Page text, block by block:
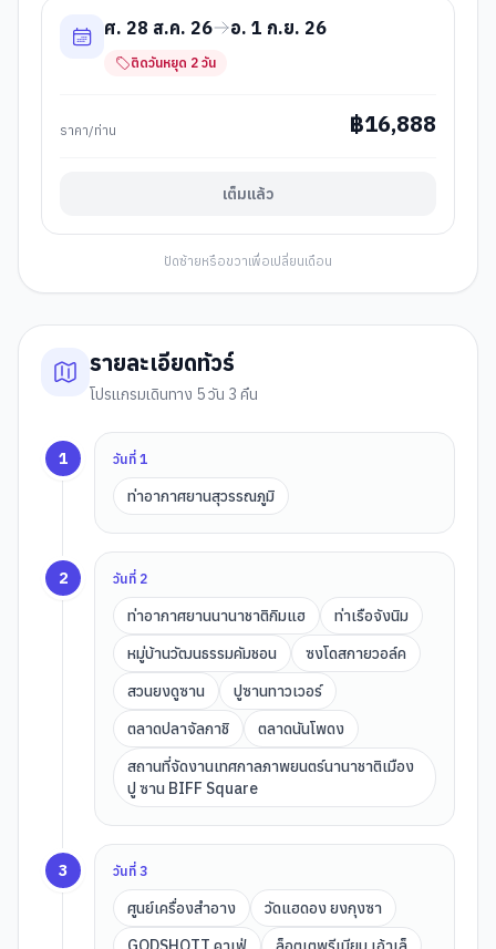
ศ. 28 ส.ค. 26 อ. 1 ก.ย. 26
ติดวันหยุด 2 วัน
ราคา/ท่าน ฿16,888
เต็มแล้ว
ปัดซ้ายหรือขวาเพื่อเปลี่ยนเดือน
รายละเอียดทัวร์
โปรแกรมเดินทาง 5 วัน 3 คืน
1 วันที่1
ท่าอากาศยานสุวรรณภูมิ
2 วันที่ 2
ท่าอากาศยานนานาชาติกิมแฮ
ท่าเรือจังนิม
หมู่บ้านวัฒนธรรมคัมชอน
ซงโดสกายวอล์ค
สวนยงดูซาน
ปูซานทาวเวอร์
ตลาดปลาจัลกาชิ
ตลาดนันโพดง
สถานที่จัดงานเทศกาลภาพยนตร์นานาชาติเมือง
ปู ซาน BIFF Square
3 วันที่3
ศูนย์เครื่องสำอาง
วัดแฮดอง ยงกุงซา